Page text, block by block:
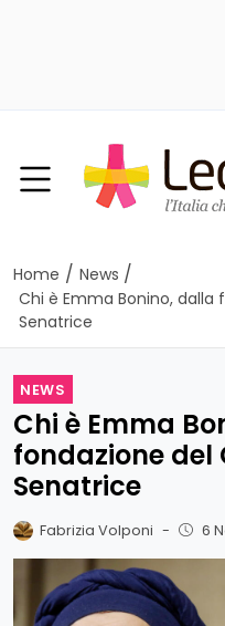
Home / News /
Chi è Emma Bonino, dalla
Senatrice
NEWS
Chi è Emma
fondazione del
Senatrice
Fabrizia Volponi - 6